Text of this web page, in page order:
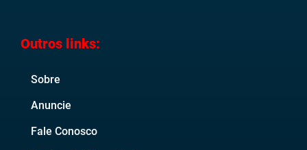
Outros links:
Sobre
Anuncie
Fale Conosco